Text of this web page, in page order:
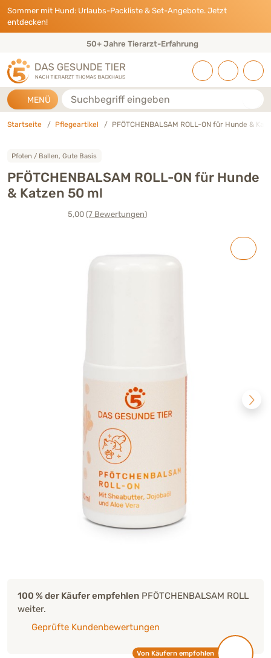
Direkt zu:
INHALT
HAUPTMENÜ
FOOTER
Sommer mit Hund: Urlaubs-Packliste & Set-Angebote. Jetzt
entdecken!
50+ Jahre Tierarzt-Erfahrung
MENÜ Suche
Startseite Pflegeartikel PFÖTCHENBALSAM ROLL-ON für Hunde &
Pfoten / Ballen, Gute Basis
PFÖTCHENBALSAM ROLL-ON für Hunde
& Katzen 50 ml
5,00(7 Bewertungen)
100 % der Käufer empfehlen PFÖTCHENBALSAM ROLL
weiter.
Geprüfte Kundenbewertungen
Von Käufern empfohlen